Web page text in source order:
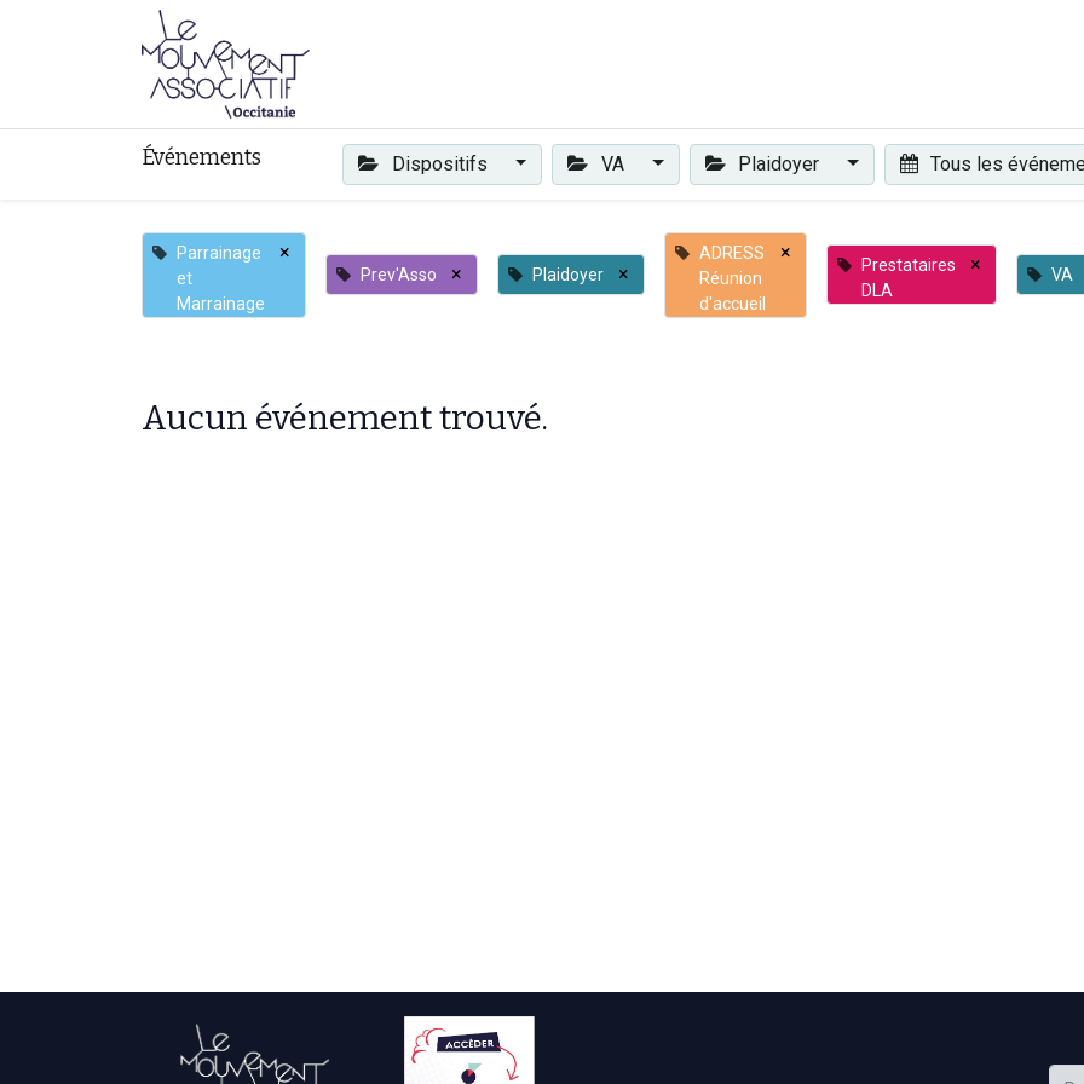
Événements Dispositifs VA Plaidoyer Tous les
Parrainage
et
Marrainage
×
Prev'Asso × Plaidoyer ×
ADRESS
Réunion
d'accueil
×
Prestataires
DLA
× VA
Aucun événement trouvé.